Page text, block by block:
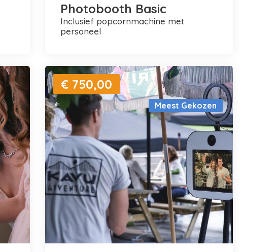
Photobooth Basic
inclusief popcornmachine met
personeel
Meest Gekozen
€ 750,00